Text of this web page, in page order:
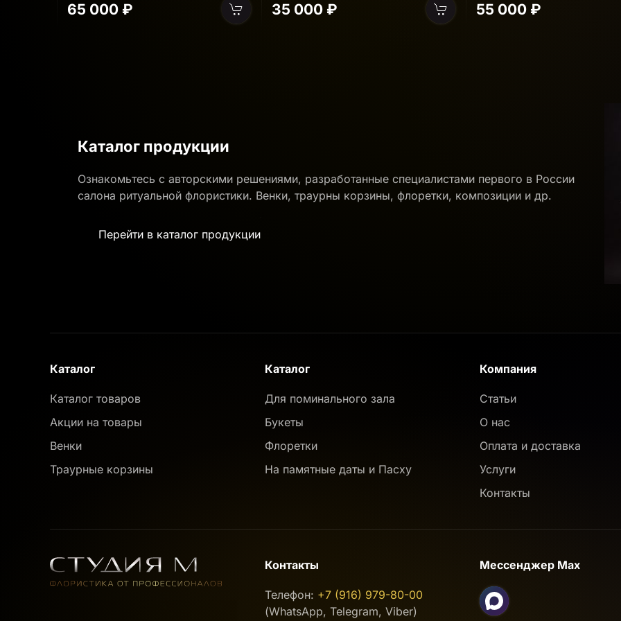
35 000 ₽ 55 000 ₽
Каталог продукции
Ознакомьтесь с авторскими решениями, разработанные специалистами первого в России
салона ритуальной флористики. Венки, траурны корзины, флоретки, композиции и др.
Перейти в каталог продукции
Каталог
Каталог товаров
Акции на товары
Венки
Траурные корзины
Каталог
Для поминального зала
Букеты
Флоретки
На памятные даты и Пасху
Компания
Статьи
О нас
Оплата и доставка
Услуги
Контакты
Контакты
Телефон: +7 (916) 979-80-00
(WhatsApp, Telegram, Viber)
Мессенджер Max